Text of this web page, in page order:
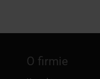
O firmie